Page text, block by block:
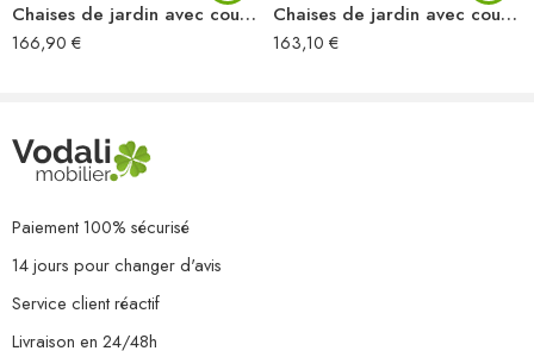
Chaises de jardin avec coussins lot de 2 Bois d’acacia massif
166,90 €
Chaises de jardin avec coussins lot de 2 Bois d’acacia massif
163,10 €
Paiement 100% sécurisé
14 jours pour changer d'avis
Service client réactif
Livraison en 24/48h